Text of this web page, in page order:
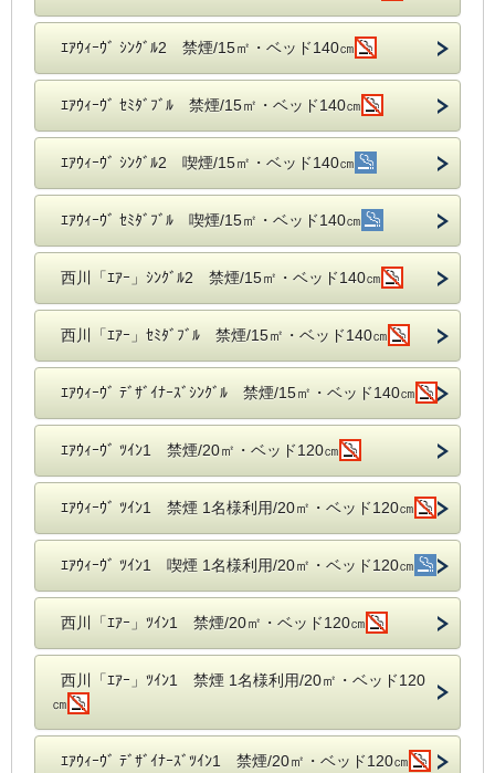
ｴｱｳｨｰｳﾞ ｼﾝｸﾞﾙ2 禁煙/15㎡・ベッド140㎝
ｴｱｳｨｰｳﾞ ｾﾐﾀﾞﾌﾞﾙ 禁煙/15㎡・ベッド140㎝
ｴｱｳｨｰｳﾞ ｼﾝｸﾞﾙ2 喫煙/15㎡・ベッド140㎝
ｴｱｳｨｰｳﾞ ｾﾐﾀﾞﾌﾞﾙ 喫煙/15㎡・ベッド140㎝
西川「ｴｱｰ」ｼﾝｸﾞﾙ2 禁煙/15㎡・ベッド140㎝
西川「ｴｱｰ」ｾﾐﾀﾞﾌﾞﾙ 禁煙/15㎡・ベッド140㎝
ｴｱｳｨｰｳﾞ ﾃﾞｻﾞｲﾅｰｽﾞｼﾝｸﾞﾙ 禁煙/15㎡・ベッド140㎝
ｴｱｳｨｰｳﾞ ﾂｲﾝ1 禁煙/20㎡・ベッド120㎝
ｴｱｳｨｰｳﾞ ﾂｲﾝ1 禁煙 1名様利用/20㎡・ベッド120㎝
ｴｱｳｨｰｳﾞ ﾂｲﾝ1 喫煙 1名様利用/20㎡・ベッド120㎝
西川「ｴｱｰ」ﾂｲﾝ1 禁煙/20㎡・ベッド120㎝
西川「ｴｱｰ」ﾂｲﾝ1 禁煙 1名様利用/20㎡・ベッド120
㎝
ｴｱｳｨｰｳﾞ ﾃﾞｻﾞｲﾅｰｽﾞﾂｲﾝ1 禁煙/20㎡・ベッド120㎝